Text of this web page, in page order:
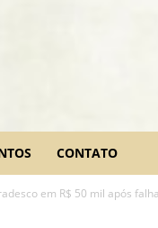
CONTATO
em R$ 50 mil após